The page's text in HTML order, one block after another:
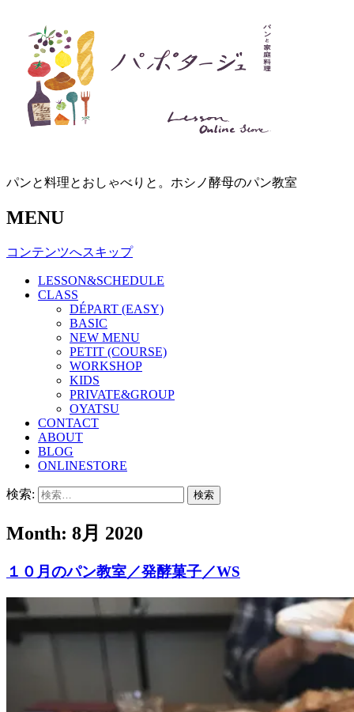
パンと料理とおしゃべりと。ホシノ酵母のパン教室
MENU
コンテンツへスキップ
LESSON&SCHEDULE
CLASS
DÉPART (EASY)
BASIC
NEW MENU
PETIT (COURSE)
WORKSHOP
KIDS
PRIVATE&GROUP
OYATSU
CONTACT
ABOUT
BLOG
ONLINESTORE
検索:
Month: 8月 2020
１０月のパン教室／発酵菓子／WS